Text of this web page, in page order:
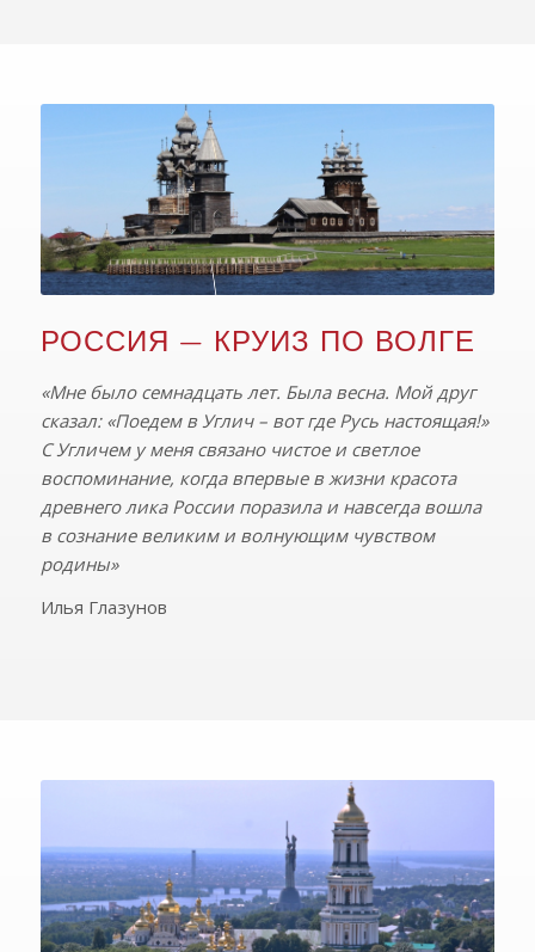
РОССИЯ — КРУИЗ ПО ВОЛГЕ
«Мне было семнадцать лет. Была весна. Мой друг
сказал: «Поедем в Углич – вот где Русь настоящая!»
С Угличем у меня связано чистое и светлое
воспоминание, когда впервые в жизни красота
древнего лика России поразила и навсегда вошла
в сознание великим и волнующим чувством
родины»
Илья Глазунов